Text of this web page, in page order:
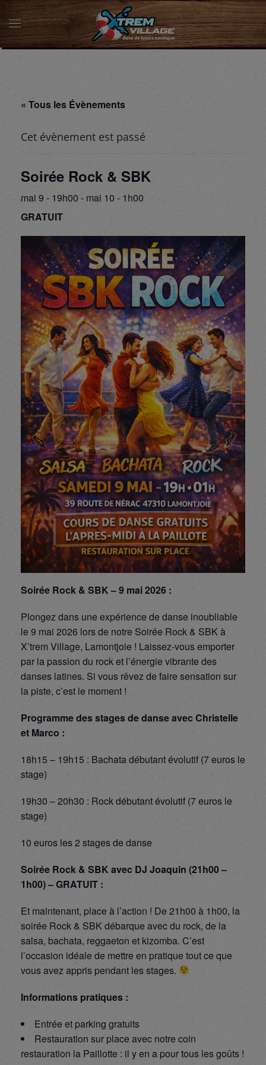
« Tous les Évènements
Cet évènement est passé
Soirée Rock & SBK
mai 9 - 19h00 - mai 10 - 1h00
GRATUIT
Soirée Rock & SBK – 9 mai 2026 :
Plongez dans une expérience de danse inoubliable
le 9 mai 2026 lors de notre Soirée Rock & SBK à
X’trem Village, Lamontjoie ! Laissez-vous emporter
par la passion du rock et l’énergie vibrante des
danses latines. Si vous rêvez de faire sensation sur
la piste, c’est le moment !
Programme des stages de danse avec Christelle
et Marco :
18h15 – 19h15 : Bachata débutant évolutif (7 euros le
stage)
19h30 – 20h30 : Rock débutant évolutif (7 euros le
stage)
10 euros les 2 stages de danse
Soirée Rock & SBK avec DJ Joaquin (21h00 –
1h00) – GRATUIT :
Et maintenant, place à l’action ! De 21h00 à 1h00, la
soirée Rock & SBK débarque avec du rock, de la
salsa, bachata, reggaeton et kizomba. C’est
l’occasion idéale de mettre en pratique tout ce que
vous avez appris pendant les stages.
Informations pratiques :
Entrée et parking gratuits
Restauration sur place avec notre coin
restauration la Paillotte : il y en a pour tous les goûts !